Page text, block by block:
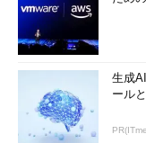
生成
ール